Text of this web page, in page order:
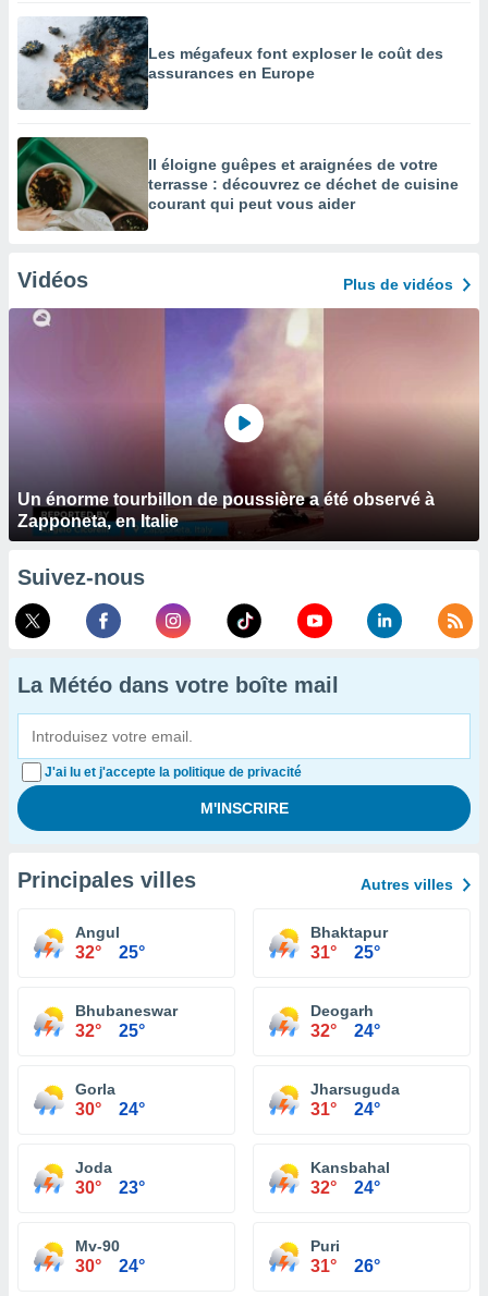
Les mégafeux font exploser le coût des
assurances en Europe
Il éloigne guêpes et araignées de votre
terrasse : découvrez ce déchet de cuisine
courant qui peut vous aider
Vidéos Plus de vidéos
Un énorme tourbillon de poussière a été observé à
Zapponeta, en Italie
Suivez-nous
La Météo dans votre boîte mail
J'ai lu et j'accepte la politique de privacité
Principales villes Autres villes
Angul
32° 25°
Bhaktapur
31° 25°
Bhubaneswar
32° 25°
Deogarh
32° 24°
Gorla
30° 24°
Jharsuguda
31° 24°
Joda
30° 23°
Kansbahal
32° 24°
Mv-90
30° 24°
Puri
31° 26°